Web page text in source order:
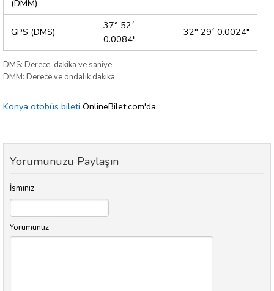
(DMM)
GPS (DMS)
37° 52´
0.0084"
32° 29´ 0.0024"
DMS: Derece, dakika ve saniye
DMM: Derece ve ondalık dakika
Konya otobüs bileti OnlineBilet.com'da.
Yorumunuzu Paylaşın
İsminiz
Yorumunuz